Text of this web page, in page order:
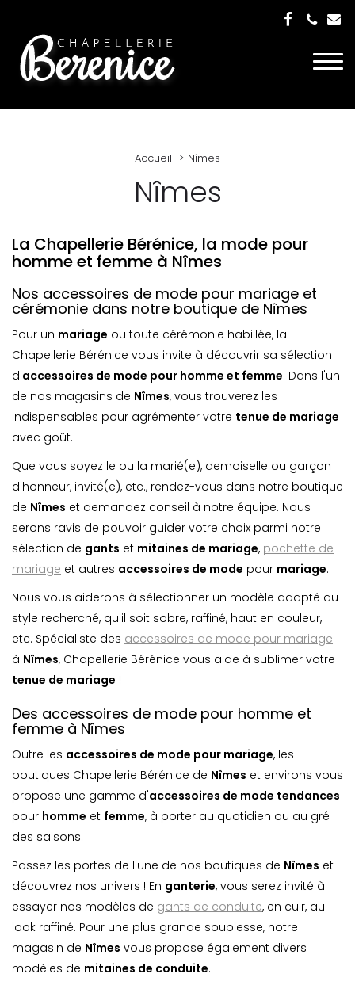
Accueil Nîmes
Nîmes
La Chapellerie Bérénice, la mode pour
homme et femme à Nîmes
Nos accessoires de mode pour mariage et
cérémonie dans notre boutique de Nîmes
Pour un mariage ou toute cérémonie habillée, la
Chapellerie Bérénice vous invite à découvrir sa sélection
d'accessoires de mode pour homme et femme. Dans l'un
de nos magasins de Nîmes, vous trouverez les
indispensables pour agrémenter votre tenue de mariage
avec goût.
Que vous soyez le ou la marié(e), demoiselle ou garçon
d'honneur, invité(e), etc., rendez-vous dans notre boutique
de Nîmes et demandez conseil à notre équipe. Nous
serons ravis de pouvoir guider votre choix parmi notre
sélection de gants et mitaines de mariage, pochette de
mariage et autres accessoires de mode pour mariage.
Nous vous aiderons à sélectionner un modèle adapté au
style recherché, qu'il soit sobre, raffiné, haut en couleur,
etc. Spécialiste des accessoires de mode pour mariage
à Nîmes, Chapellerie Bérénice vous aide à sublimer votre
tenue de mariage !
Des accessoires de mode pour homme et
femme à Nîmes
Outre les accessoires de mode pour mariage, les
boutiques Chapellerie Bérénice de Nîmes et environs vous
propose une gamme d'accessoires de mode tendances
pour homme et femme, à porter au quotidien ou au gré
des saisons.
Passez les portes de l'une de nos boutiques de Nîmes et
découvrez nos univers ! En ganterie, vous serez invité à
essayer nos modèles de gants de conduite, en cuir, au
look raffiné. Pour une plus grande souplesse, notre
magasin de Nîmes vous propose également divers
modèles de mitaines de conduite.